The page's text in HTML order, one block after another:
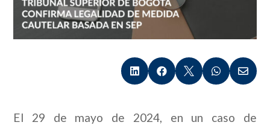
    
El 29 de mayo de 2024, en un caso de